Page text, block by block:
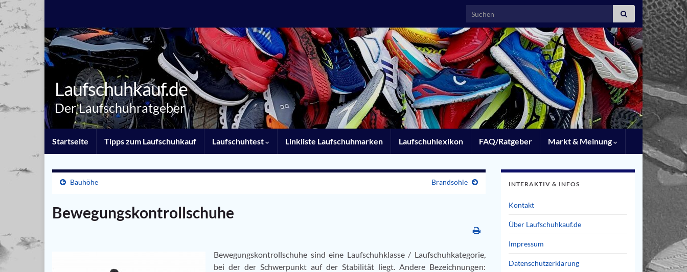
Search for:
Laufschuhkauf.de
Der Laufschuhratgeber
Startseite Tipps zum Laufschuhkauf Laufschuhtest Linkliste Laufschuhmarken Laufschuhlexikon FAQ/Ratgeber Markt & Meinung
Bauhöhe Brandsohle
Bewegungskontrollschuhe
Bewegungskontrollschuhe sind eine Laufschuhklasse / Laufschuhkategorie,
bei der der Schwerpunkt auf der Stabilität liegt. Andere Bezeichnungen:
INTERAKTIV & INFOS
Kontakt
Über Laufschuhkauf.de
Impressum
Datenschutzerklärung